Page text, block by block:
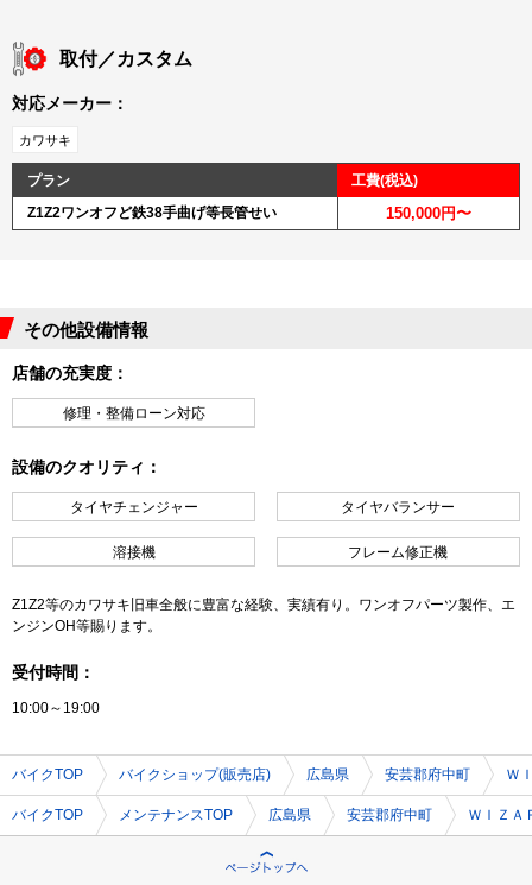
取付／カスタム
対応メーカー：
カワサキ
プラン
工費(税込)
Z1Z2ワンオフど鉄38手曲げ等長管せい
150,000円〜
その他設備情報
店舗の充実度：
修理・整備ローン対応
設備のクオリティ：
タイヤチェンジャー タイヤバランサー
溶接機 フレーム修正機
Z1Z2等のカワサキ旧車全般に豊富な経験、実績有り。ワンオフパーツ製作、エ
ンジンOH等賜ります。
受付時間：
10:00～19:00
バイクTOP バイクショップ(販売店) 広島県 安芸郡府中町 Ｗ
バイクTOP メンテナンスTOP 広島県 安芸郡府中町 ＷＩＺＡ